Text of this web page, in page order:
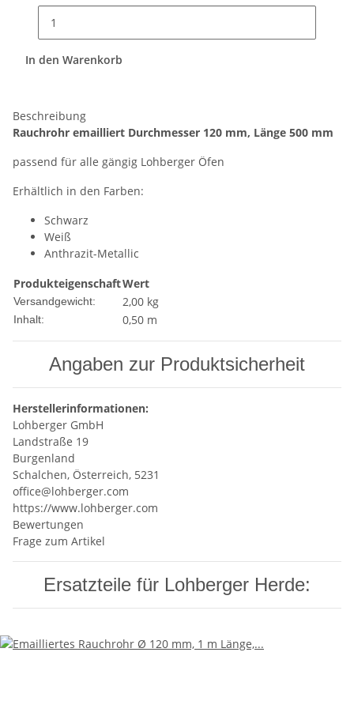
In den Warenkorb
Beschreibung
Rauchrohr emailliert Durchmesser 120 mm, Länge 500 mm
passend für alle gängig Lohberger Öfen
Erhältlich in den Farben:
Schwarz
Weiß
Anthrazit-Metallic
ProdukteigenschaftWert
Versandgewicht: 2,00 kg
Inhalt: 0,50 m
Angaben zur Produktsicherheit
Herstellerinformationen:
Lohberger GmbH
Landstraße 19
Burgenland
Schalchen, Österreich, 5231
office@lohberger.com
https://www.lohberger.com
Bewertungen
Frage zum Artikel
Ersatzteile für Lohberger Herde: